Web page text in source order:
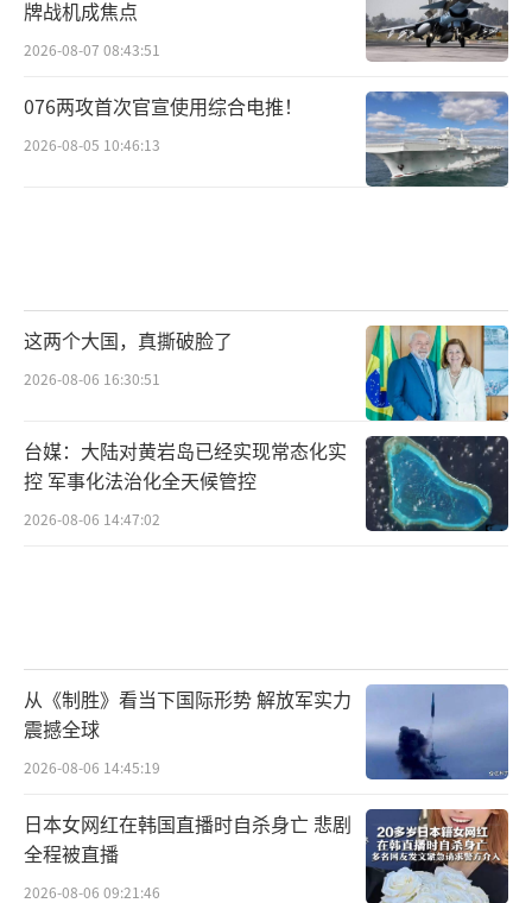
牌战机成焦点
2026-08-07 08:43:51
076两攻首次官宣使用综合电推！
2026-08-05 10:46:13
这两个大国，真撕破脸了
2026-08-06 16:30:51
台媒：大陆对黄岩岛已经实现常态化实
控 军事化法治化全天候管控
2026-08-06 14:47:02
从《制胜》看当下国际形势 解放军实力
震撼全球
2026-08-06 14:45:19
日本女网红在韩国直播时自杀身亡 悲剧
全程被直播
2026-08-06 09:21:46